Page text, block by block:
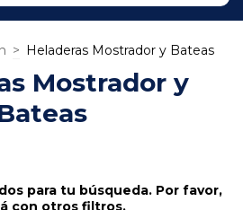
> Heladeras Mostrador y Bateas
Mostrador y
para tu búsqueda. Por favor,
con otros filtros.